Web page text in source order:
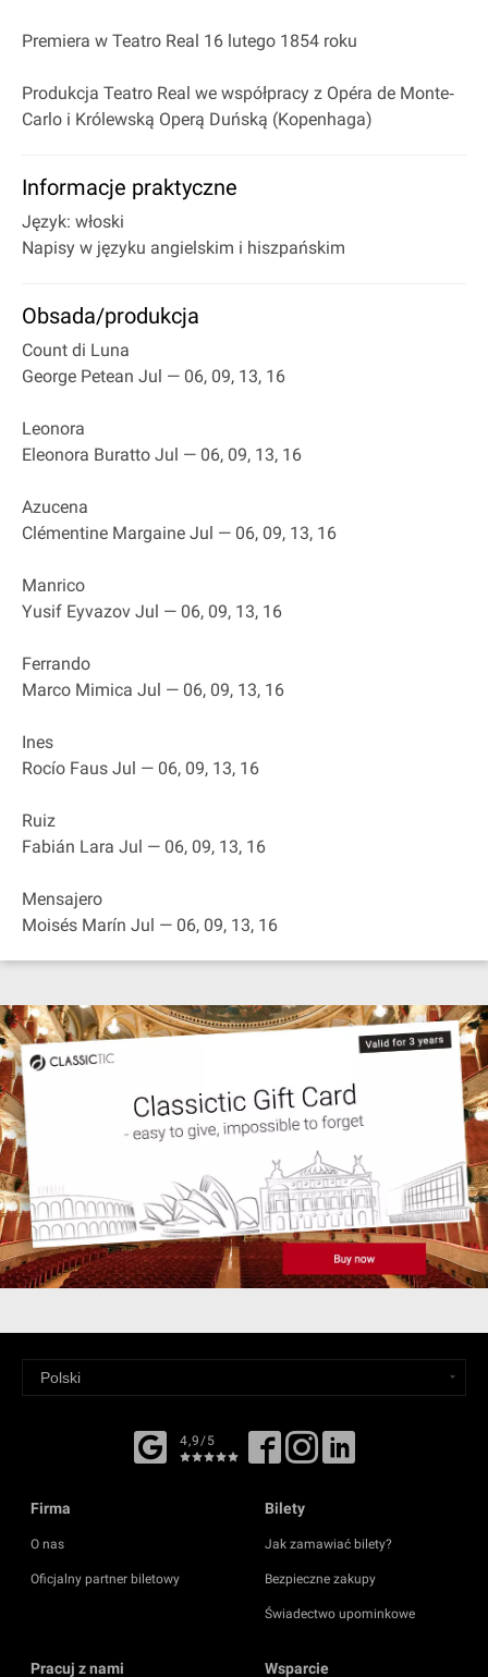
Premiera w Teatro Real 16 lutego 1854 roku
Produkcja Teatro Real we współpracy z Opéra de Monte‐
Carlo i Królewską Operą Duńską (Kopenhaga)
Informacje praktyczne
Język: włoski
Napisy w języku angielskim i hiszpańskim
Obsada/produkcja
Count di Luna
George Petean Jul — 06, 09, 13, 16
Leonora
Eleonora Buratto Jul — 06, 09, 13, 16
Azucena
Clémentine Margaine Jul — 06, 09, 13, 16
Manrico
Yusif Eyvazov Jul — 06, 09, 13, 16
Ferrando
Marco Mimica Jul — 06, 09, 13, 16
Ines
Rocío Faus Jul — 06, 09, 13, 16
Ruiz
Fabián Lara Jul — 06, 09, 13, 16
Mensajero
Moisés Marín Jul — 06, 09, 13, 16
4,9/5
Firma
O nas
Oficjalny partner biletowy
Bilety
Jak zamawiać bilety?
Bezpieczne zakupy
Świadectwo upominkowe
Pracuj z nami Wsparcie